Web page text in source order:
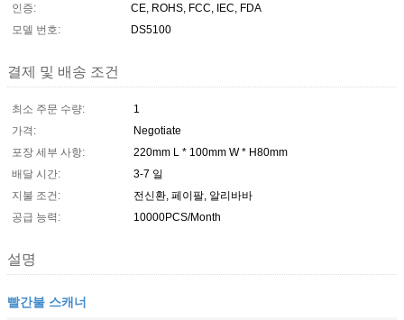
인증:
CE, ROHS, FCC, IEC, FDA
모델 번호:
DS5100
결제 및 배송 조건
최소 주문 수량:
1
가격:
Negotiate
포장 세부 사항:
220mm L * 100mm W * H80mm
배달 시간:
3-7 일
지불 조건:
전신환, 페이팔, 알리바바
공급 능력:
10000PCS/Month
설명
빨간불 스캐너